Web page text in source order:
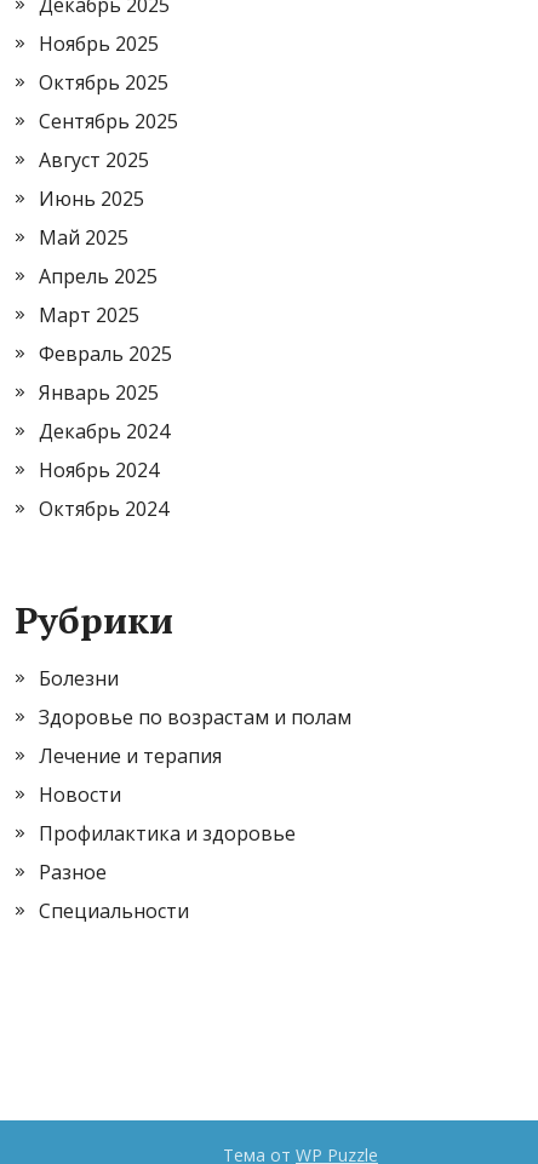
Ноябрь 2025
Октябрь 2025
Сентябрь 2025
Август 2025
Июнь 2025
Май 2025
Апрель 2025
Март 2025
Февраль 2025
Январь 2025
Декабрь 2024
Ноябрь 2024
Октябрь 2024
Рубрики
Болезни
Здоровье по возрастам и полам
Лечение и терапия
Новости
Профилактика и здоровье
Разное
Специальности
Тема от WP Puzzle